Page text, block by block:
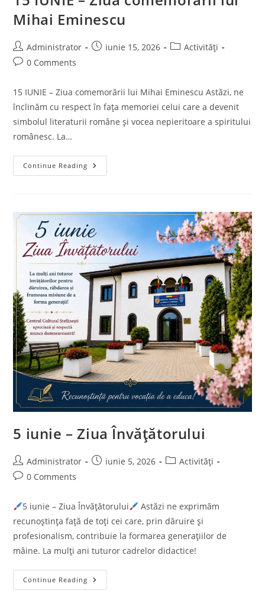
Mihai Eminescu
Post
author:
Administrator
Postiunie 15, 2026
PostActivități
Post0 Comments
15 IUNIE – Ziua comemorării lui Mihai Eminescu Astăzi, ne
înclinăm cu respect în fața memoriei celui care a devenit
simbolul literaturii române și vocea nepieritoare a spiritului
românesc. La…
Continue Reading 15
IUNIE
Mihai
Eminescu
5 iunie – Ziua Învățătorului
Post
author:
Administrator
Postiunie 5, 2026
PostActivități
Post0 Comments
5 iunie – Ziua Învățătorului
Astăzi ne exprimăm
recunoștința față de toți cei care, prin dăruire și
profesionalism, contribuie la formarea generațiilor de
mâine. La mulți ani tuturor cadrelor didactice!
Continue Reading
Iunie